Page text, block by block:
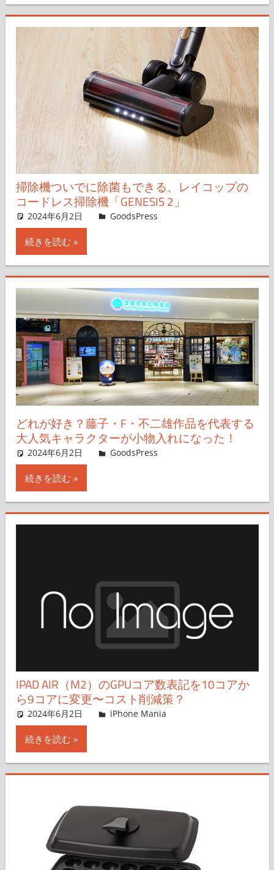
掃除機ついでに除菌もできる、レイコップの
コードレス掃除機「GENESIS 2」
2024年6月2日 ＆GP
GoodsPress
続きを読む
どれが好き？藤子・F・不二雄作品を代表する
大人気キャラクターが小物入れになった！
2024年6月2日 ＆GP
GoodsPress
続きを読む
IPAD AIR（M2）のGPUコア数表記を10コアか
ら9コアに変更〜コスト削減策？
2024年6月2日 FT729
iPhone Mania
続きを読む